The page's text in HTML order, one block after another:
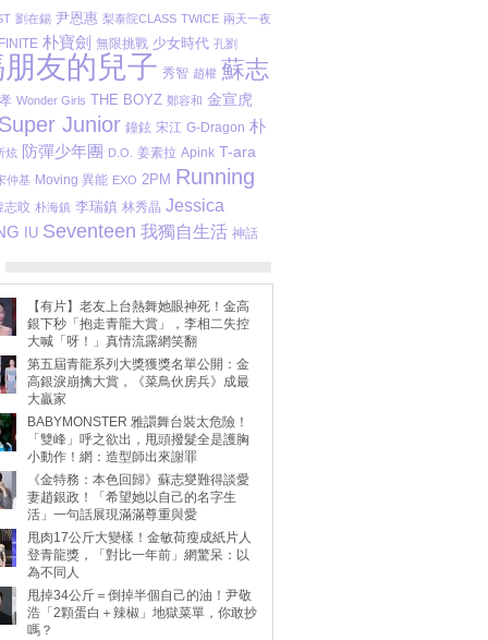
劉在錫 尹恩惠 梨泰院CLASS TWICE 兩天一夜
朴寶劍 無限挑戰 少女時代 孔劉
友的兒子 秀智 趙權 蘇志
Wonder Girls THE BOYZ 鄭容和 金宣虎
Junior 鐘鉉 宋江 G-Dragon 朴
炫 防彈少年團 D.O. 姜素拉 Apink T-ara
仲基 Moving 異能 EXO 2PM Running
志旼 朴海鎮 李瑞鎮 林秀晶 Jessica
IU Seventeen 我獨自生活 神話
【有片】老友上台熱舞她眼神死！金高
銀下秒「抱走青龍大賞」，李相二失控
大喊「呀！」真情流露網笑翻
第五屆青龍系列大獎獲獎名單公開：金
高銀淚崩擒大賞，《菜鳥伙房兵》成最
大贏家
BABYMONSTER 雅譞舞台裝太危險！
「雙峰」呼之欲出，甩頭撥髮全是護胸
小動作！網：造型師出來謝罪
《金特務：本色回歸》蘇志燮難得談愛
妻趙銀政！「希望她以自己的名字生
活」一句話展現滿滿尊重與愛
甩肉17公斤大變樣！金敏荷瘦成紙片人
登青龍獎，「對比一年前」網驚呆：以
為不同人
甩掉34公斤＝倒掉半個自己的油！尹敬
浩「2顆蛋白＋辣椒」地獄菜單，你敢抄
嗎？